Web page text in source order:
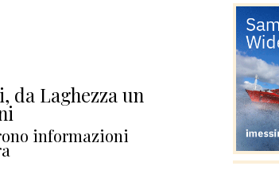
Laghezza un
informazioni